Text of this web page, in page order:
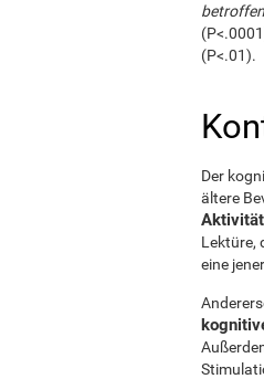
(P<.01).
Der
ältere
Lektüre,
eine